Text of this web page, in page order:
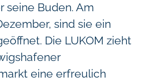
seine Buden. Am
sind sie ein
Die LUKOM zieht
eine erfreulich